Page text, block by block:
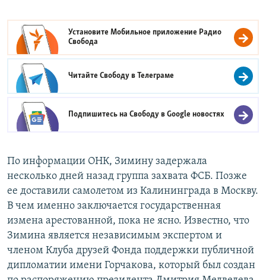
Установите Мобильное приложение Радио
Свобода
Читайте Свободу вТелеграме
Подпишитесь на Свободу вGoogle новостях
По информации ОНК, Зимину задержала
несколько дней назад группа захвата ФСБ. Позже
ее доставили самолетом из Калининграда в Москву.
В чем именно заключается государственная
измена арестованной, пока не ясно. Известно, что
Зимина является независимым экспертом и
членом Клуба друзей Фонда поддержки публичной
дипломатии имени Горчакова, который был создан